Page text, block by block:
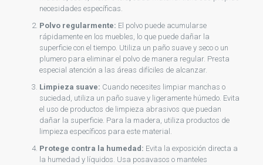
necesidades específicas.
Polvo regularmente: El polvo puede acumularse
rápidamente en los muebles, lo que puede dañar la
superficie con el tiempo. Utiliza un paño suave y seco o un
plumero para eliminar el polvo de manera regular. Presta
especial atención a las áreas difíciles de alcanzar.
Limpieza suave: Cuando necesites limpiar manchas o
suciedad, utiliza un paño suave y ligeramente húmedo. Evita
el uso de productos de limpieza abrasivos que puedan
dañar la superficie. Para la madera, utiliza productos de
limpieza específicos para este material.
Protege contra la humedad: Evita la exposición directa a
la humedad y líquidos. Usa posavasos o manteles